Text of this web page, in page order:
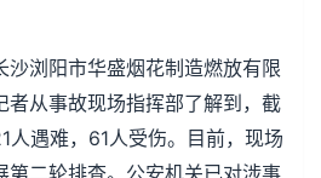
沙浏阳市华盛烟花制造燃放有限
者从事故现场指挥部了解到，截
人遇难，61人受伤。目前，现场
第二轮排查。公安机关已对涉事